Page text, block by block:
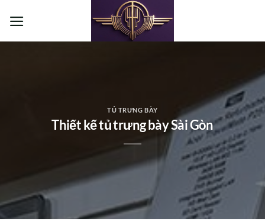
qua
TỦ TRƯNG BÀY
Thiết kế tủ trưng bày Sài Gòn